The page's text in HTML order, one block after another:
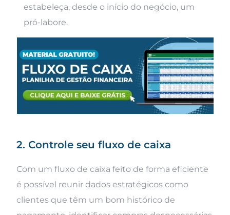
estabeleça, desde o início do negócio, um
pró-labore.
2. Controle seu fluxo de caixa
Com um fluxo de caixa feito de forma eficiente
é possível reunir dados estratégicos como
clientes que têm um bom histórico de